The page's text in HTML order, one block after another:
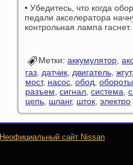
• Убедитесь, что когда
педали акселератора
контрольная лампа гаснет.
Метки: аккумулятор
газ датчик двигатель жгут
мост, насос обод обороты
разъем сигнал система
цепь шланг, шток электро
Неофициальный сайт Nissan